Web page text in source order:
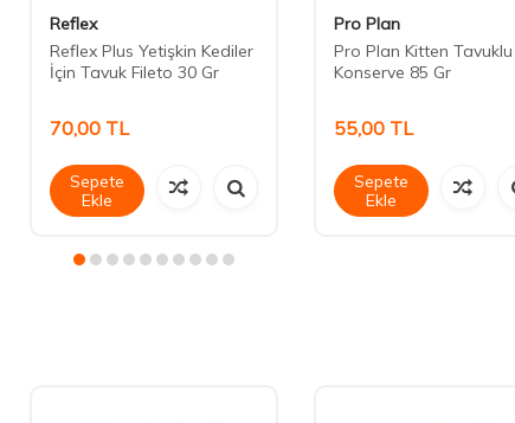
Reflex
Reflex Plus Yetişkin Kediler
İçin Tavuk Fileto 30 Gr
70,00 TL
Sepete
Ekle
Pro Plan
Pro Plan Kitten Tavuklu
Konserve 85 Gr
55,00 TL
Sepete
Ekle